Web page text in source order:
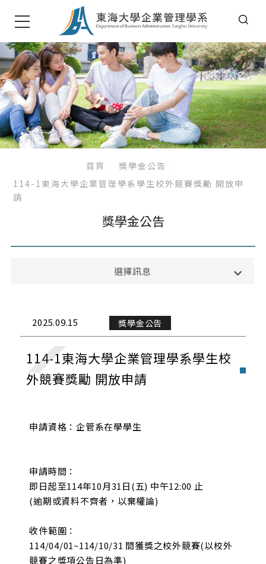
首頁
獎學金公告
114-1東海大學企業管理學系學生校外競賽獎勵 開放申
請
獎學金公告
選擇訊息
校內活動
獎學金公告
招生公告
2025.09.15 獎學金公告
114-1東海大學企業管理學系學生校
外競賽獎勵 開放申請
申請資格：企管系在學學生
申請時間：
即日起至114年10月31日(五) 中午12:00 止
(逾期或資料不齊者，以棄權論)
收件範圍：
114/04/01~114/10/31 間獲獎之校外競賽(以校外
競賽之獎項公告日為準)